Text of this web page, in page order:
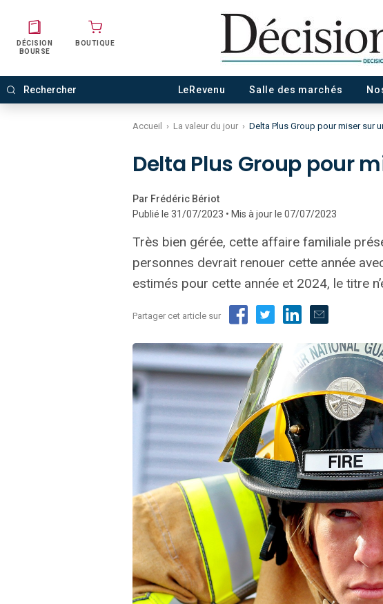
DÉCISION
BOURSE
BOUTIQUE
LeRevenu Salle des marchés
Accueil › La valeur du jour › Delta Plus Group pour miser sur
Delta Plus Group pour
Par Frédéric Bériot
Publié le 31/07/2023 • Mis à jour le 07/07/2023
Très bien gérée, cette affaire familiale
personnes devrait renouer cette année
estimés pour cette année et 2024, le titre
Partager cet article sur